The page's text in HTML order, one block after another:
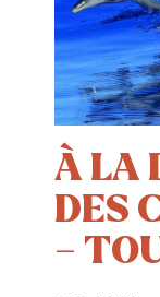
À LA
DES
–